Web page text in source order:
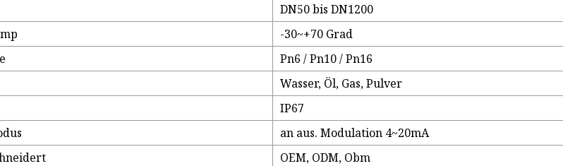
DN50 bis DN1200
-30~+70 Grad
Pn6 / Pn10 / Pn16
Wasser, Öl, Gas, Pulver
IP67
an aus. Modulation 4~20mA
OEM, ODM, Obm